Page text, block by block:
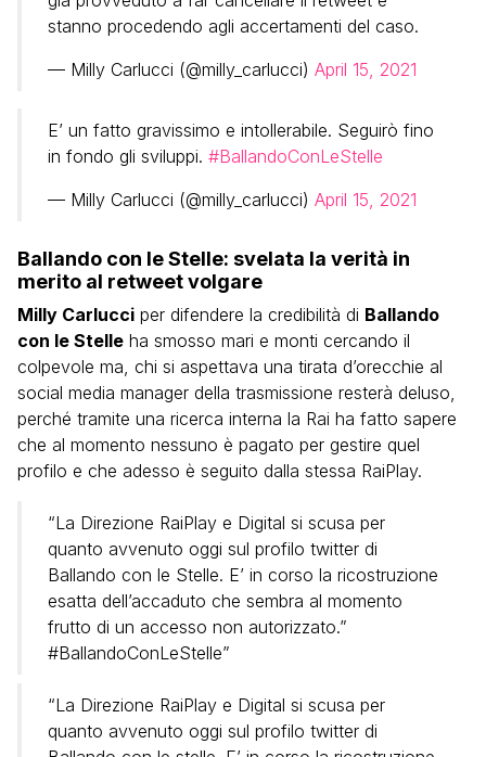
stanno procedendo agli accertamenti del caso.
— Milly Carlucci (@milly_carlucci) April 15, 2021
E’ un fatto gravissimo e intollerabile. Seguirò fino
in fondo gli sviluppi. #BallandoConLeStelle
— Milly Carlucci (@milly_carlucci) April 15, 2021
Ballando con le Stelle: svelata la verità in
merito al retweet volgare
Milly Carlucci per difendere la credibilità di Ballando
con le Stelle ha smosso mari e monti cercando il
colpevole ma, chi si aspettava una tirata d’orecchie al
social media manager della trasmissione resterà deluso,
perché tramite una ricerca interna la Rai ha fatto sapere
che al momento nessuno è pagato per gestire quel
profilo e che adesso è seguito dalla stessa RaiPlay.
“La Direzione RaiPlay e Digital si scusa per
quanto avvenuto oggi sul profilo twitter di
Ballando con le Stelle. E’ in corso la ricostruzione
esatta dell’accaduto che sembra al momento
frutto di un accesso non autorizzato.”
#BallandoConLeStelle”
“La Direzione RaiPlay e Digital si scusa per
quanto avvenuto oggi sul profilo twitter di